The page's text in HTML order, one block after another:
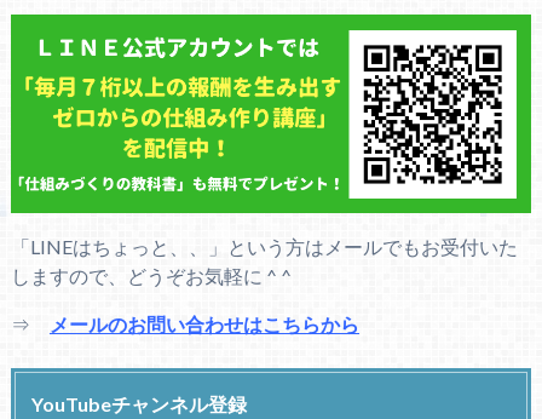
「LINEはちょっと、、」という方はメールでもお受付いた
しますので、どうぞお気軽に ^ ^
⇒ メールのお問い合わせはこちらから
YouTubeチャンネル登録